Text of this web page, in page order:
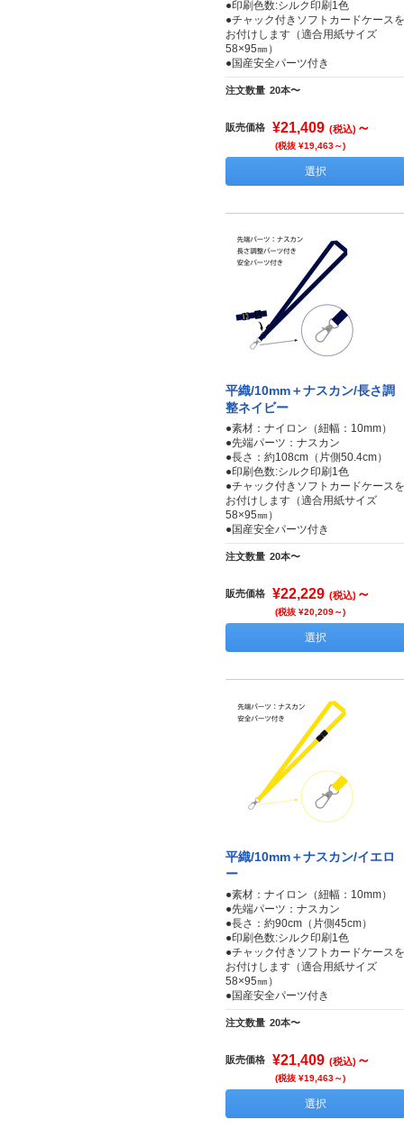
●印刷色数:シルク印刷1色
●チャック付きソフトカードケースを
お付けします（適合用紙サイズ
58×95㎜）
●国産安全パーツ付き
注文数量 20本〜
販売価格 ¥21,409 (税込) ～
(税抜 ¥19,463～)
選択
平織/10mm＋ナスカン/長さ調
整ネイビー
●素材：ナイロン（紐幅：10mm）
●先端パーツ：ナスカン
●長さ：約108cm（片側50.4cm）
●印刷色数:シルク印刷1色
●チャック付きソフトカードケースを
お付けします（適合用紙サイズ
58×95㎜）
●国産安全パーツ付き
注文数量 20本〜
販売価格 ¥22,229 (税込) ～
(税抜 ¥20,209～)
選択
平織/10mm＋ナスカン/イエロ
ー
●素材：ナイロン（紐幅：10mm）
●先端パーツ：ナスカン
●長さ：約90cm（片側45cm）
●印刷色数:シルク印刷1色
●チャック付きソフトカードケースを
お付けします（適合用紙サイズ
58×95㎜）
●国産安全パーツ付き
注文数量 20本〜
販売価格 ¥21,409 (税込) ～
(税抜 ¥19,463～)
選択